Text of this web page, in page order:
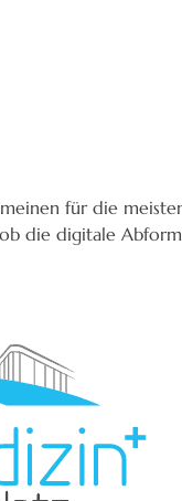
für die
die digitale